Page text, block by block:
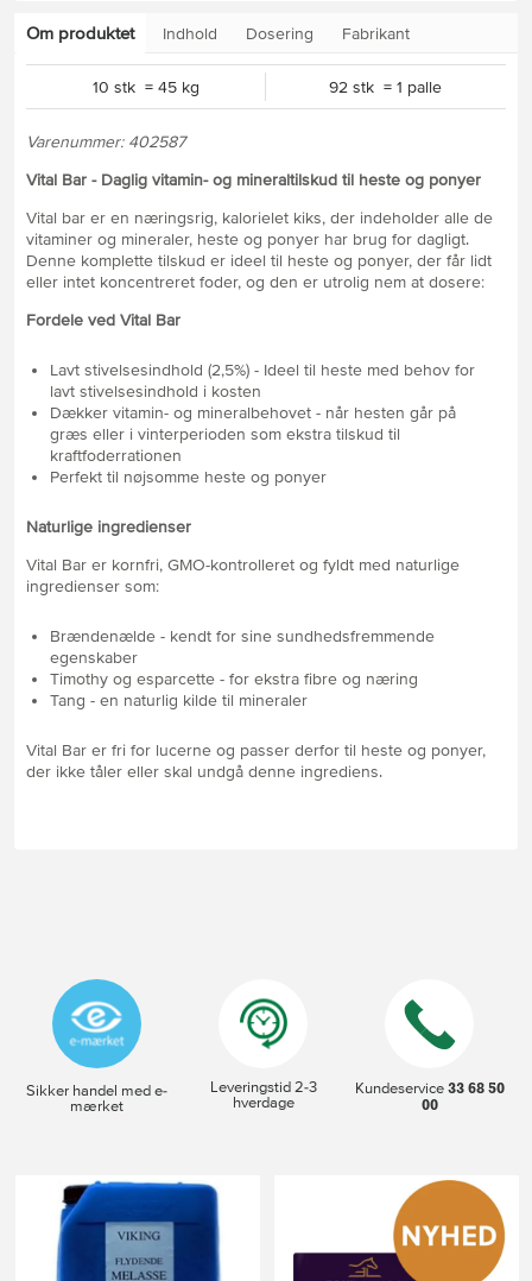
Om produktet Indhold Dosering Fabrikant
10 stk = 45 kg 92 stk = 1 palle
Varenummer: 402587
Vital Bar - Daglig vitamin- og mineraltilskud til heste og ponyer
Vital bar er en næringsrig, kalorielet kiks, der indeholder alle de
vitaminer og mineraler, heste og ponyer har brug for dagligt.
Denne komplette tilskud er ideel til heste og ponyer, der får lidt
eller intet koncentreret foder, og den er utrolig nem at dosere:
Fordele ved Vital Bar
Lavt stivelsesindhold (2,5%) - Ideel til heste med behov for
lavt stivelsesindhold i kosten
Dækker vitamin- og mineralbehovet - når hesten går på
græs eller i vinterperioden som ekstra tilskud til
kraftfoderrationen
Perfekt til nøjsomme heste og ponyer
Naturlige ingredienser
Vital Bar er kornfri, GMO-kontrolleret og fyldt med naturlige
ingredienser som:
Brændenælde - kendt for sine sundhedsfremmende
egenskaber
Timothy og esparcette - for ekstra fibre og næring
Tang - en naturlig kilde til mineraler
Vital Bar er fri for lucerne og passer derfor til heste og ponyer,
der ikke tåler eller skal undgå denne ingrediens.
Sikker handel med e-
mærket
Leveringstid 2-3
hverdage
Kundeservice33 68 50
00